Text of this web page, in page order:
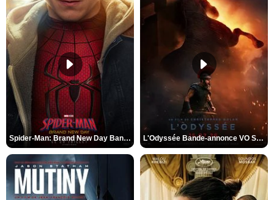
Spider-Man: Brand New Day Bande-annonce VO STFR L'Odyssée Bande-annonce VO STFR